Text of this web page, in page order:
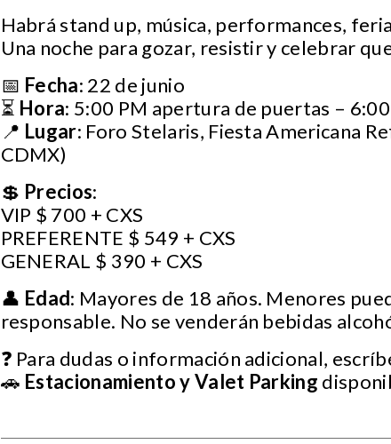
Habrá stand up, música, performances,
Una noche para gozar, resistir y celebrar
📅 Fecha: 22 de junio
⏳ Hora: 5:00 PM apertura de puertas –
📍 Lugar: Foro Stelaris, Fiesta Americana
CDMX)
💲 Precios:
VIP $ 700 + CXS
PREFERENTE $ 549 + CXS
GENERAL $ 390 + CXS
👤 Edad: Mayores de 18 años. Menores
responsable. No se venderán bebidas
❓ Para dudas o información adicional,
🚗 Estacionamiento y Valet Parking